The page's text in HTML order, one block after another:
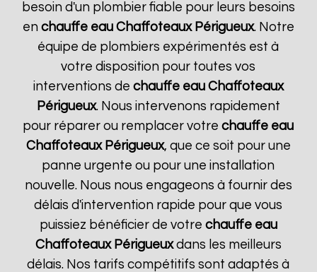
besoin d'un plombier fiable pour leurs besoins
en chauffe eau Chaffoteaux Périgueux. Notre
équipe de plombiers expérimentés est à
votre disposition pour toutes vos
interventions de chauffe eau Chaffoteaux
Périgueux. Nous intervenons rapidement
pour réparer ou remplacer votrechauffe eau
Chaffoteaux Périgueux, que ce soit pour une
panne urgente ou pour une installation
nouvelle. Nous nous engageons à fournir des
délais d'intervention rapide pour que vous
puissiez bénéficier de votre chauffe eau
Chaffoteaux Périgueuxdans les meilleurs
délais. Nos tarifs compétitifs sont adaptés à